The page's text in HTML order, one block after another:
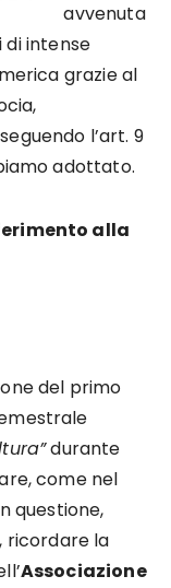
avvenuta
di intense
grazie al
l’art. 9
adottato.
alla
del primo
durante
come nel
questione,
ricordare la
Associazione